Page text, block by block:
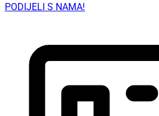
PODIJELI S NAMA!